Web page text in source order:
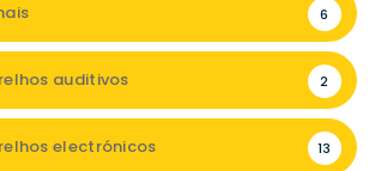
6
auditivos 2
electrónicos 13